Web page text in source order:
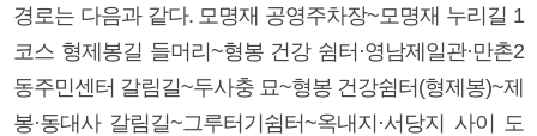
경로는 다음과 같다. 모명재 공영주차장~모명재 누리길 1
코스 형제봉길 들머리~형봉 건강 쉼터·영남제일관·만촌2
동주민센터 갈림길~두사충 묘~형봉 건강쉼터(형제봉)~제
봉·동대사 갈림길~그루터기쉼터~옥내지·서당지 사이 도